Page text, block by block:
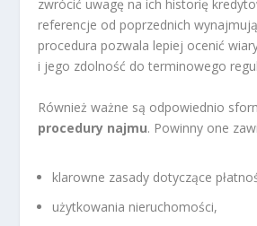
zwrócić uwagę na ich historię
referencje od poprzednich
procedura pozwala lepiej ocenić
i jego zdolność do terminowego
Również ważne są odpowiednio
procedury najmu. Powinny one
klarowne zasady dotyczące
użytkowania nieruchomości,